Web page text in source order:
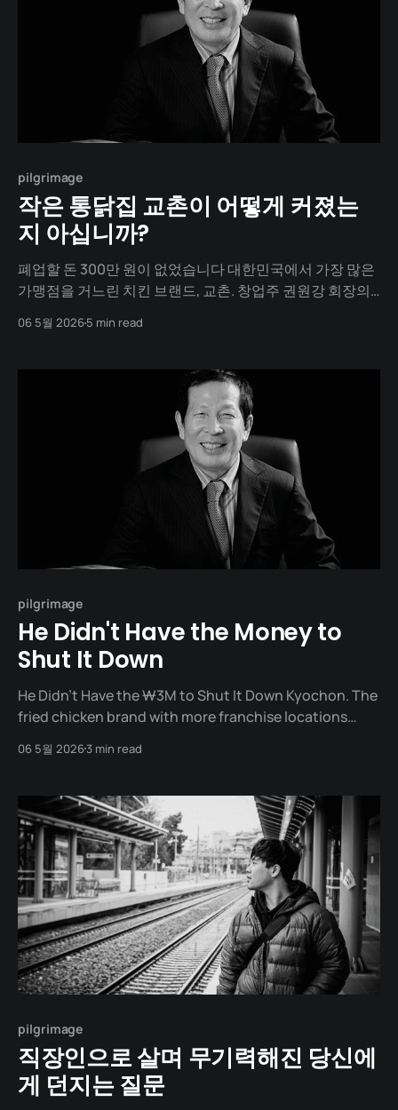
pilgrimage
작은 통닭집 교촌이 어떻게 커졌는
지 아십니까?
폐업할 돈 300만 원이 없었습니다 대한민국에서 가장 많은
가맹점을 거느린 치킨 브랜드, 교촌. 창업주 권원강 회장의
도 돈이 없어서 망할 수 없었던" 시절에서 부터 시작 됬습니
06 5월 20265 min read
pilgrimage
He Didn't Have the Money to
Shut It Down
He Didn't Have the ₩3M to Shut It Down Kyochon. The
fried chicken brand with more franchise locations
Kwon Won-kang, did not start with a grand vision. He
06 5월 20263 min read
pilgrimage
직장인으로 살며 무기력해진 당신에
게 던지는 질문